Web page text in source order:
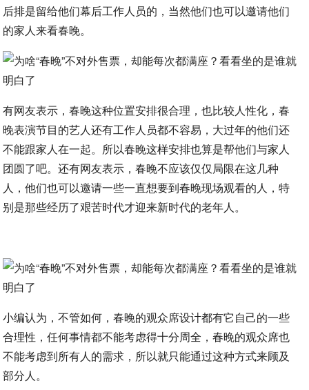
后排是留给他们幕后工作人员的，当然他们也可以邀请他们
的家人来看春晚。
有网友表示，春晚这种位置安排很合理，也比较人性化，春
晚表演节目的艺人还有工作人员都不容易，大过年的他们还
不能跟家人在一起。所以春晚这样安排也算是帮他们与家人
团圆了吧。还有网友表示，春晚不应该仅仅局限在这几种
人，他们也可以邀请一些一直想要到春晚现场观看的人，特
别是那些经历了艰苦时代才迎来新时代的老年人。
小编认为，不管如何，春晚的观众席设计都有它自己的一些
合理性，任何事情都不能考虑得十分周全，春晚的观众席也
不能考虑到所有人的需求，所以就只能通过这种方式来顾及
部分人。